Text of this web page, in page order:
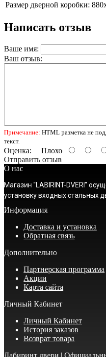
Размер дверной коробки:
Написать отзыв
Ваше имя:
Ваш отзыв:
Примечание: HTML разметка не
текст.
Оценка: Плохо
Отправить отзыв
О нас
Магазин "LABIRINT-DVERI"
установку входных стальных
Информация
Доставка и установка
Обратная связь
Дополнительно
Партнерская программа
Акции
Карта сайта
Личный Кабинет
Личный Кабинет
История заказов
Возврат товара